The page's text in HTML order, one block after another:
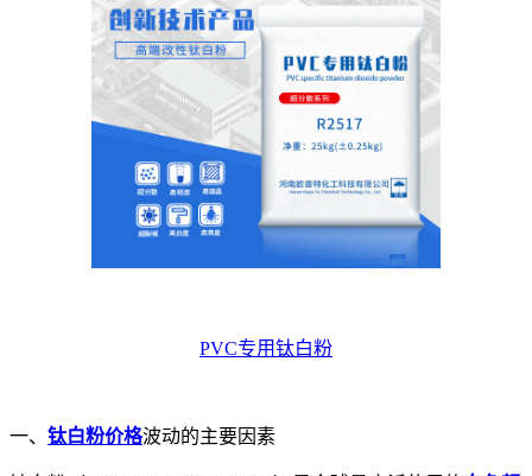
PVC专用钛白粉
一、 钛白粉价格波动的主要因素